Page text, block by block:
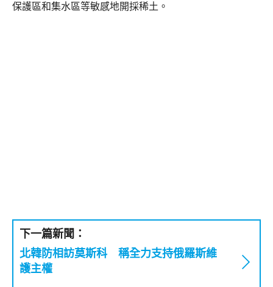
保護區和集水區等敏感地開採稀土。
下一篇新聞：
北韓防相訪莫斯科 稱全力支持俄羅斯維
護主權